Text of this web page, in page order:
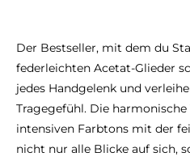
Der Bestseller, mit dem du
federleichten Acetat-Glieder
jedes Handgelenk und
Tragegefühl. Die
intensiven Farbtons mit der
nicht nur alle Blicke auf sich,